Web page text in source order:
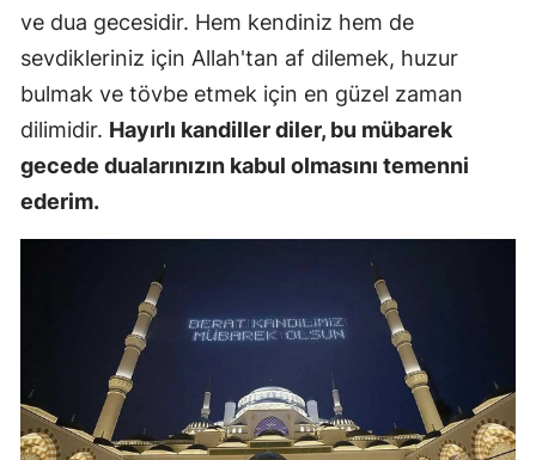
ve dua gecesidir. Hem kendiniz hem de
sevdikleriniz için Allah'tan af dilemek, huzur
bulmak ve tövbe etmek için en güzel zaman
dilimidir. Hayırlı kandiller diler, bu mübarek
gecede dualarınızın kabul olmasını temenni
ederim.